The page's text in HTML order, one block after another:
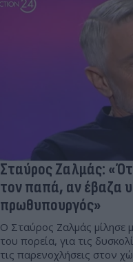
Σταύρος Ζαλμάς:
τον παπά, αν έβαζα
πρωθυπουργός»
Ο Σταύρος Ζαλμάς μίλησε
του πορεία, για τις
τις παρενοχλήσεις στον